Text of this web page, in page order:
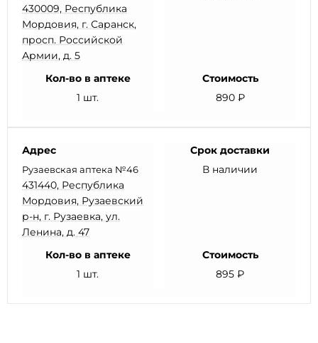
430009, Республика
Мордовия, г. Саранск,
просп. Российской
Армии, д. 5
Кол-во в аптеке
1 шт.
Стоимость
890 ₽
Адрес
Рузаевская аптека №46
431440, Республика
Мордовия, Рузаевский
р-н, г. Рузаевка, ул.
Ленина, д. 47
Срок доставки
В наличии
Кол-во в аптеке
1 шт.
Стоимость
895 ₽